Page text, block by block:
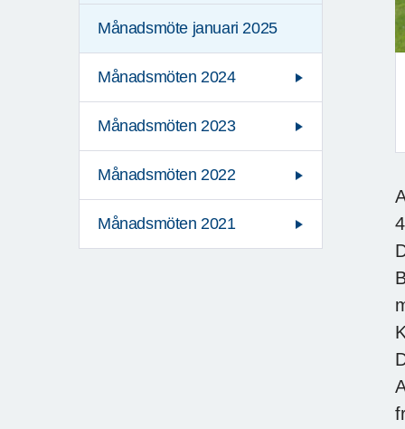
Månadsmöte januari 2025
Månadsmöten 2024
Månadsmöten 2023
Månadsmöten 2022
Månadsmöten 2021